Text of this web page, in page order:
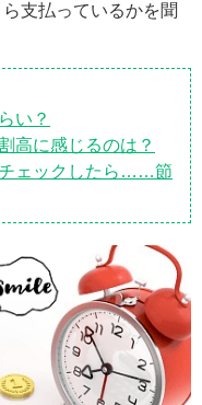
支払っているかを聞
い？
高に感じるのは？
チェックしたら……節